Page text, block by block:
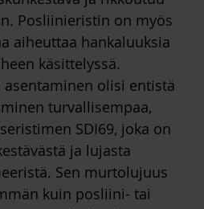
Posliinieristin on myös
aiheuttaa hankaluuksia
käsittelyssä.
asentaminen olisi entistä
turvallisempaa,
SDI69, joka on
ja lujasta
Sen murtolujuus
kuin posliini- tai